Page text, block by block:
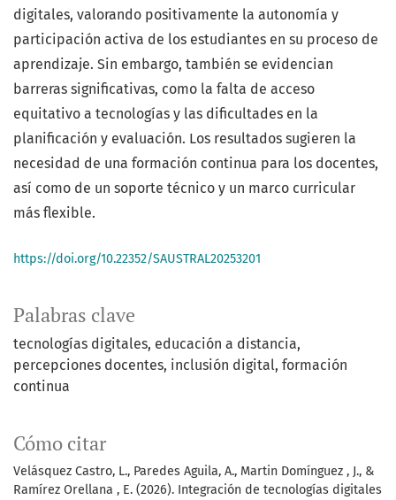
Palabras clave
tecnologías digitales educación a distancia
percepciones docentes inclusión digital formación
continua
Cómo citar
Velásquez Castro, L., Paredes Aguila, A., Martin Domínguez , J., &
Ramírez Orellana , E. (2026). Integración de tecnologías digitales
digitales, valorando positivamente la autonomía y
participación activa de los estudiantes en su proceso de
aprendizaje. Sin embargo, también se evidencian
barreras significativas, como la falta de acceso
equitativo a tecnologías y las dificultades en la
planificación y evaluación. Los resultados sugieren la
necesidad de una formación continua para los docentes,
así como de un soporte técnico y un marco curricular
más flexible.
https://doi.org/10.22352/SAUSTRAL20253201